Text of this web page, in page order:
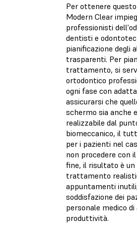
Per ottenere
Modern Clear
professionisti
dentisti e
pianificazione degli
trasparenti. Per
trattamento, si
ortodontico
ogni fase con
assicurarsi che
schermo sia anche
realizzabile dal
biomeccanico, il
per i pazienti nel
non procedere con
fine, il risultato è un
trattamento
appuntamenti
soddisfazione dei
personale medico
produttività.